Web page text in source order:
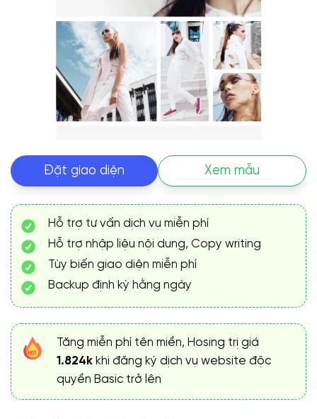
Đặt giao diện Xem mẫu
Hỗ trợ tư vấn dịch vụ miễn phí
Hỗ trợ nhập liệu nội dung, Copy writing
Tùy biến giao diện miễn phí
Backup định kỳ hằng ngày
Tặng miễn phí tên miền, Hosing trị giá
1.824k khi đăng ký dịch vụ website độc
quyền Basic trở lên